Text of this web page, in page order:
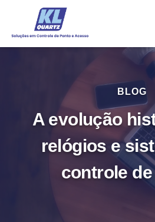
BLOG
A evolução
relógios e
controle